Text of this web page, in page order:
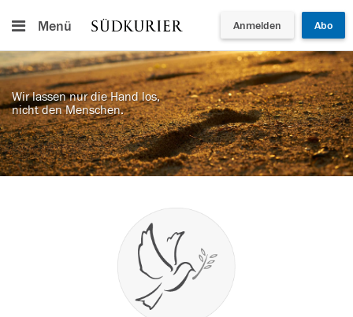
Menü Anmelden Abo
Wir lassen nur die Hand los,
nicht den Menschen.